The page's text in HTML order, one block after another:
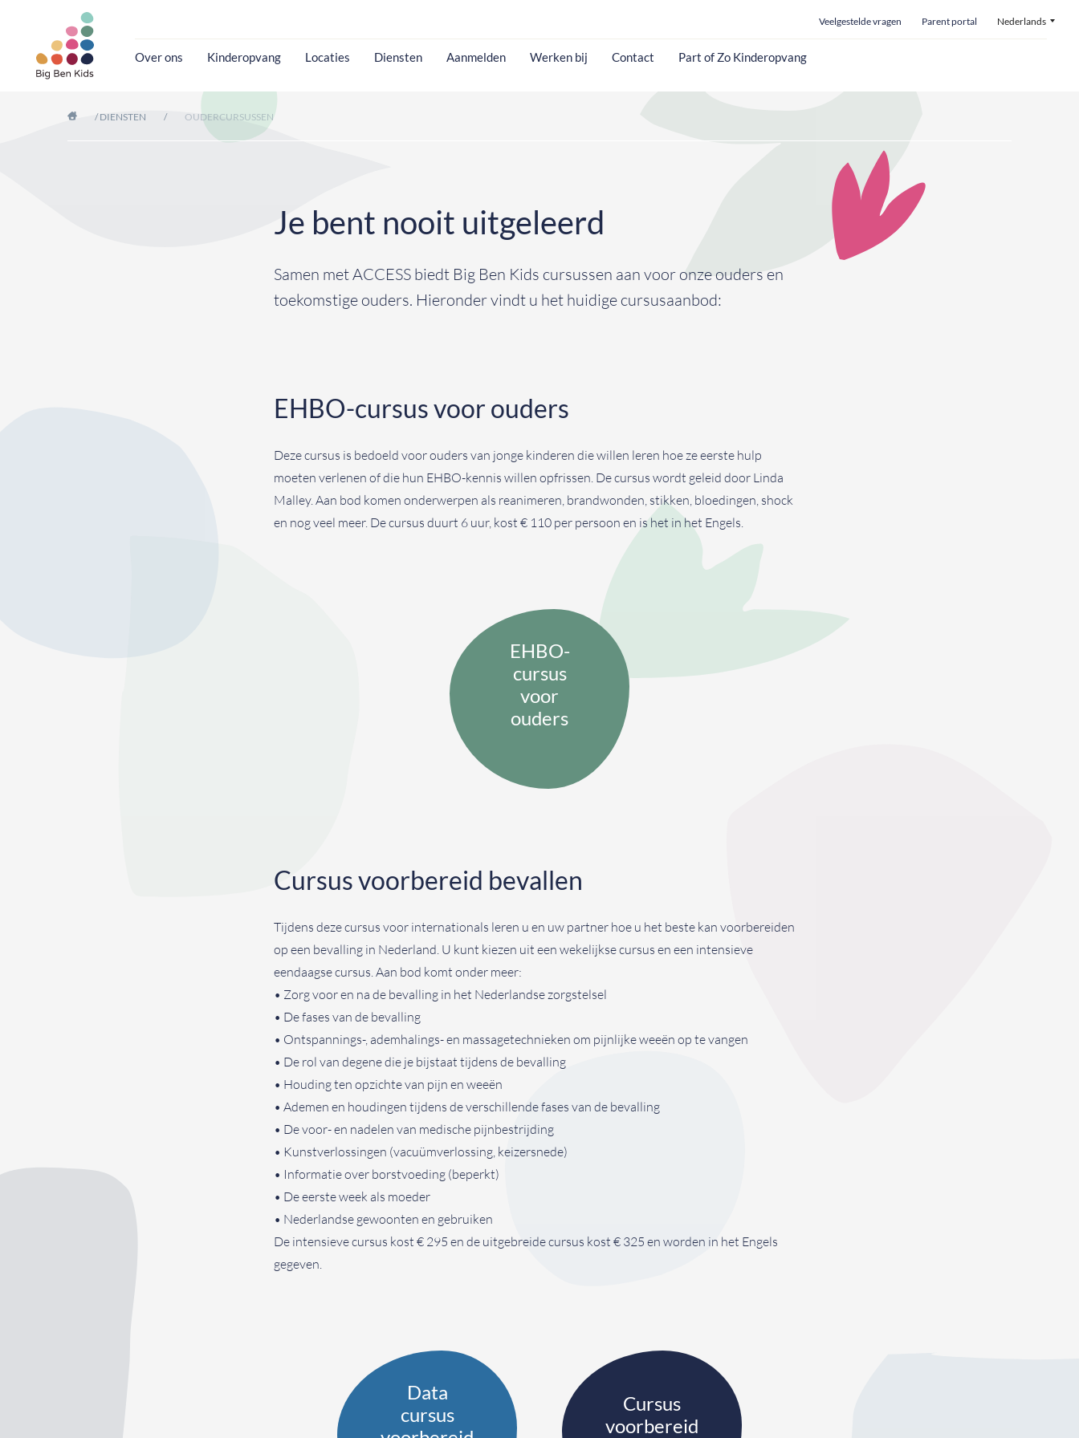
Over ons Kinderopvang Locaties Diensten Aanmelden Werken bij Contact Part of Zo Kinderopvang
Veelgestelde vragen Parent portal Nederlands
/DIENSTEN / OUDERCURSUSSEN
Je bent nooit uitgeleerd
Samen met ACCESS biedt Big Ben Kids cursussen aan voor onze ouders en
toekomstige ouders. Hieronder vindt u het huidige cursusaanbod:
EHBO-cursus voor ouders
Deze cursus is bedoeld voor ouders van jonge kinderen die willen leren hoe ze eerste hulp
moeten verlenen of die hun EHBO-kennis willen opfrissen. De cursus wordt geleid door Linda
Malley. Aan bod komen onderwerpen als reanimeren, brandwonden, stikken, bloedingen, shock
en nog veel meer. De cursus duurt 6 uur, kost € 110 per persoon en is het in het Engels.
EHBO-
cursus
voor
ouders
Cursus voorbereid bevallen
Tijdens deze cursus voor internationals leren u en uw partner hoe u het beste kan voorbereiden
op een bevalling in Nederland. U kunt kiezen uit een wekelijkse cursus en een intensieve
eendaagse cursus. Aan bod komt onder meer:
• Zorg voor en na de bevalling in het Nederlandse zorgstelsel
• De fases van de bevalling
• Ontspannings-, ademhalings- en massagetechnieken om pijnlijke weeën op te vangen
• De rol van degene die je bijstaat tijdens de bevalling
• Houding ten opzichte van pijn en weeën
• Ademen en houdingen tijdens de verschillende fases van de bevalling
• De voor- en nadelen van medische pijnbestrijding
• Kunstverlossingen (vacuümverlossing, keizersnede)
• Informatie over borstvoeding (beperkt)
• De eerste week als moeder
• Nederlandse gewoonten en gebruiken
De intensieve cursus kost € 295 en de uitgebreide cursus kost € 325 en worden in het Engels
gegeven.
Data
cursus
Cursus
voorbereid